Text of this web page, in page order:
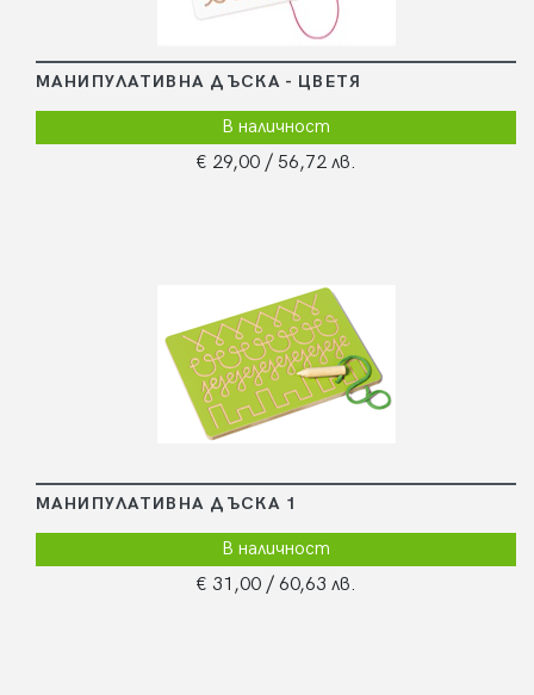
МАНИПУЛАТИВНА ДЪСКА - ЦВЕТЯ
В наличност
€ 29,00 / 56,72 лв.
МАНИПУЛАТИВНА ДЪСКА 1
В наличност
€ 31,00 / 60,63 лв.